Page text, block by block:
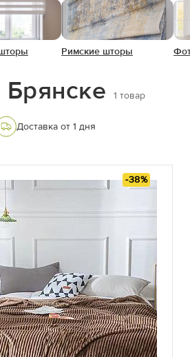
Римские шторы
1 товар
Доставка от 1 дня
-38%